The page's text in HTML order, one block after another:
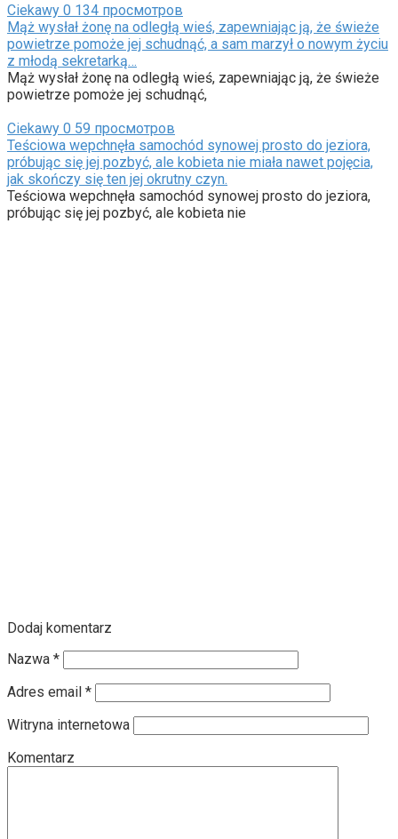
Ciekawy 0 134 просмотров
Mąż wysłał żonę na odległą wieś, zapewniając ją, że świeże
powietrze pomoże jej schudnąć, a sam marzył o nowym życiu
z młodą sekretarką…
Mąż wysłał żonę na odległą wieś, zapewniając ją, że świeże
powietrze pomoże jej schudnąć,
Ciekawy 0 59 просмотров
Teściowa wepchnęła samochód synowej prosto do jeziora,
próbując się jej pozbyć, ale kobieta nie miała nawet pojęcia,
jak skończy się ten jej okrutny czyn.
Teściowa wepchnęła samochód synowej prosto do jeziora,
próbując się jej pozbyć, ale kobieta nie
Dodaj komentarz
Nazwa *
Adres email *
Witryna internetowa
Komentarz